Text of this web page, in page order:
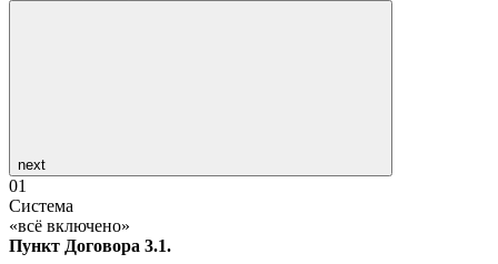
next
01
Система
«всё включено»
Пункт Договора 3.1.